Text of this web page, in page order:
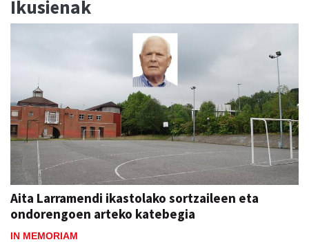
Ikusienak
Aita Larramendi ikastolako sortzaileen eta
ondorengoen arteko katebegia
IN MEMORIAM